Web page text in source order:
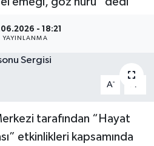
- 18:21
YAYINLANMA
A- A
tarafından “Hayat
etkinlikleri kapsamında